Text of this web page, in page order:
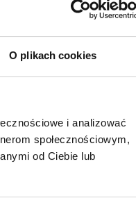
O plikach cookies
i analizować
społecznościowym,
od Ciebie lub